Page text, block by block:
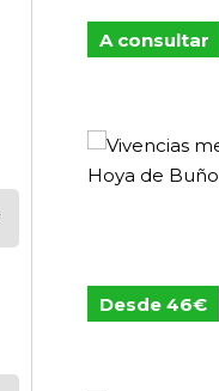
A consultar
Desde 46€